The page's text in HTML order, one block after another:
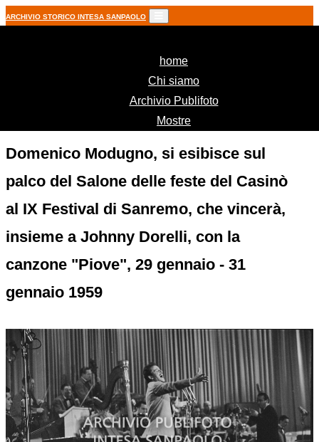
ARCHIVIO STORICO INTESA SANPAOLO
home(current)
Chi siamo
Archivio Publifoto
Mostre
Domenico Modugno, si esibisce sul
palco del Salone delle feste del Casinò
al IX Festival di Sanremo, che vincerà,
insieme a Johnny Dorelli, con la
canzone "Piove", 29 gennaio - 31
gennaio 1959